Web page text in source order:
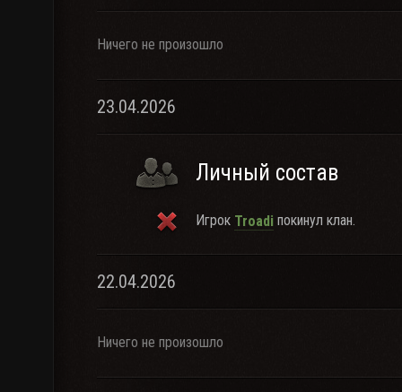
Ничего не произошло
23.04.2026
Личный состав
Игрок Troadi покинул клан.
22.04.2026
Ничего не произошло